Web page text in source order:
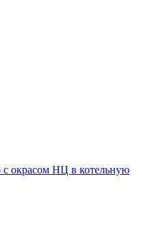
с окрасом НЦ в котельную